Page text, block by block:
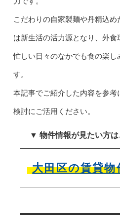
こだわりの自家製麺や丹精込
は新生活の活力源となり、外食
忙しい日々のなかでも食の楽し
す。
本記事でご紹介した内容を参
検討にご活用ください。
▼ 物件情報が見たい方
大田区の賃貸